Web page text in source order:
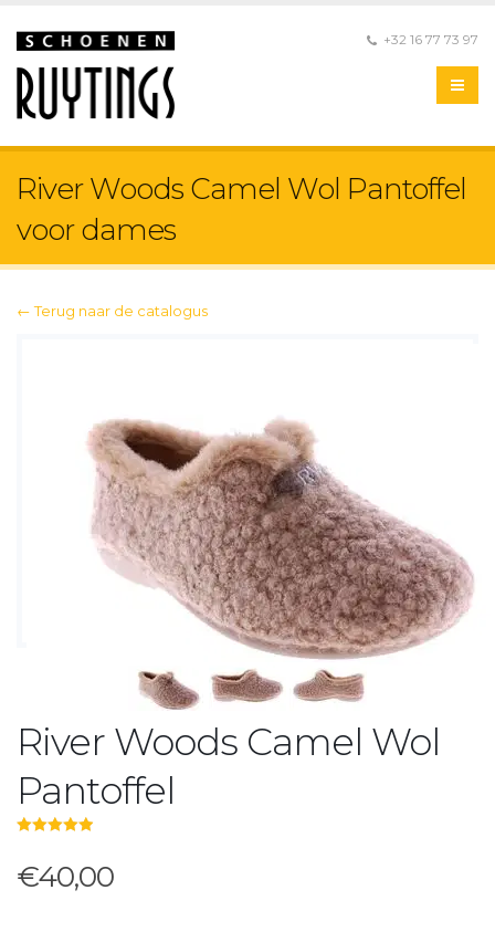
+32 16 77 73 97
River Woods Camel Wol Pantoffel
voor dames
← Terug naar de catalogus
River Woods Camel Wol
Pantoffel
€40,00